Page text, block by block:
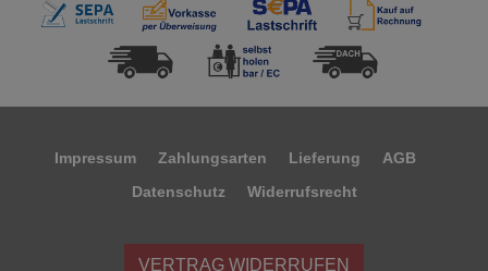
Impressum Zahlungsarten Lieferung
AGB
Datenschutz
Widerrufsrecht
VERTRAG WIDERRUFEN